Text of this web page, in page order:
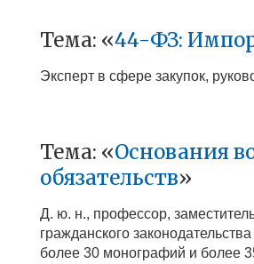
Тема: «44-ФЗ:
Эксперт в сфере закупок,
Тема: «Основания
обязательств»
Д. ю. н., профессор,
гражданского
более 30 монографий и более